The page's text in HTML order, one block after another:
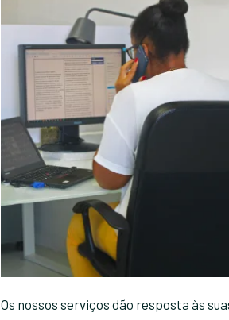
Os nossos serviços dão resposta às